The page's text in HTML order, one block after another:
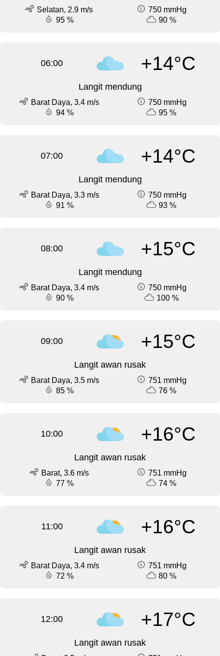
Selatan, 2.9 m/s
750 mmHg
95 %
90 %
06:00 +14°C
Langit mendung
Barat Daya, 3.4 m/s
750 mmHg
94 %
95 %
07:00 +14°C
Langit mendung
Barat Daya, 3.3 m/s
750 mmHg
91 %
93 %
08:00 +15°C
Langit mendung
Barat Daya, 3.4 m/s
750 mmHg
90 %
100 %
09:00 +15°C
Langit awan rusak
Barat Daya, 3.5 m/s
751 mmHg
85 %
76 %
10:00 +16°C
Langit awan rusak
Barat, 3.6 m/s
751 mmHg
77 %
74 %
11:00 +16°C
Langit awan rusak
Barat Daya, 3.4 m/s
751 mmHg
72 %
80 %
12:00 +17°C
Langit awan rusak